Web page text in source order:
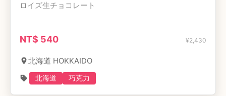
ロイズ生チョコレート
NT$ 540 ¥2,430
北海道 HOKKAIDO
北海道 巧克力